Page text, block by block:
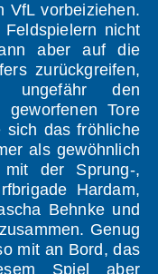
VfL vorbeiziehen.
nicht
aber auf die
zurückgreifen,
ungefähr den
Tore
sich das fröhliche
als gewöhnlich
der Sprung-,
Hardam,
Behnke und
Genug
mit an Bord, das
Spiel aber